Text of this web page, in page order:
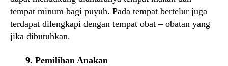
tempat minum bagi puyuh. Pada tempat bertelur juga
terdapat dilengkapi dengan tempat obat – obatan yang
jika dibutuhkan.
9. Pemilihan Anakan